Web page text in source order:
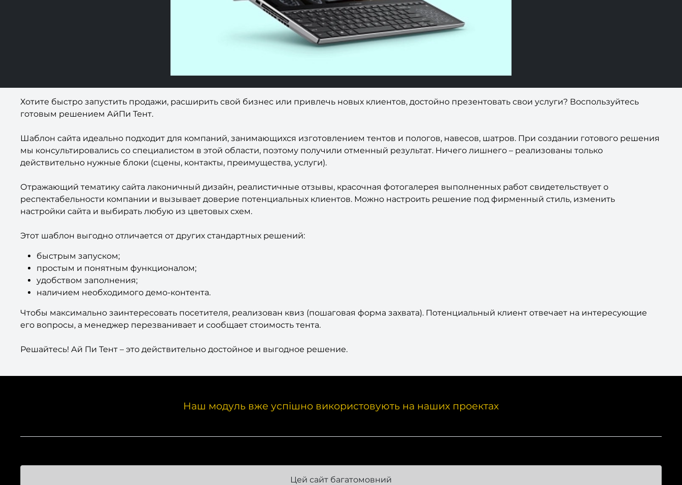
Хотите быстро запустить продажи, расширить свой бизнес или привлечь новых клиентов, достойно презентовать свои услуги? Воспользуйтесь
готовым решением АйПи Тент.
Шаблон сайта идеально подходит для компаний, занимающихся изготовлением тентов и пологов, навесов, шатров. При создании готового решения
мы консультировались со специалистом в этой области, поэтому получили отменный результат. Ничего лишнего – реализованы только
действительно нужные блоки (сцены, контакты, преимущества, услуги).
Отражающий тематику сайта лаконичный дизайн, реалистичные отзывы, красочная фотогалерея выполненных работ свидетельствует о
респектабельности компании и вызывает доверие потенциальных клиентов. Можно настроить решение под фирменный стиль, изменить
настройки сайта и выбирать любую из цветовых схем.
Этот шаблон выгодно отличается от других стандартных решений:
быстрым запуском;
простым и понятным функционалом;
удобством заполнения;
наличием необходимого демо-контента.
Чтобы максимально заинтересовать посетителя, реализован квиз (пошаговая форма захвата). Потенциальный клиент отвечает на интересующие
его вопросы, а менеджер перезванивает и сообщает стоимость тента.
Решайтесь! Ай Пи Тент – это действительно достойное и выгодное решение.
Наш модуль вже успішно використовують на наших проектах
Цей сайт багатомовний